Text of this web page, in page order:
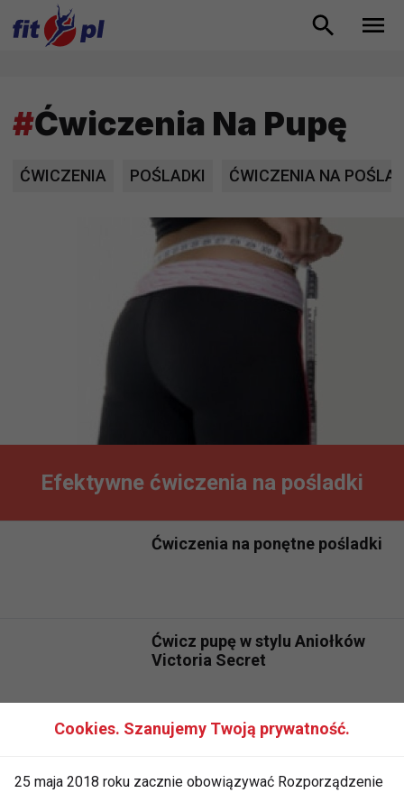
#Ćwiczenia Na Pupę
ĆWICZENIA POŚLADKI ĆWICZENIA NA
Efektywne ćwiczenia na pośladki
Ćwiczenia na ponętne pośladki
Ćwicz pupę w stylu Aniołków
Victoria Secret
Trening mięśni pośladków
Cookies. Szanujemy Twoją prywatność.
25 maja 2018 roku zacznie obowiązywać Rozporządzenie